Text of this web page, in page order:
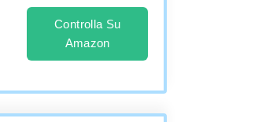
Controlla Su
Amazon